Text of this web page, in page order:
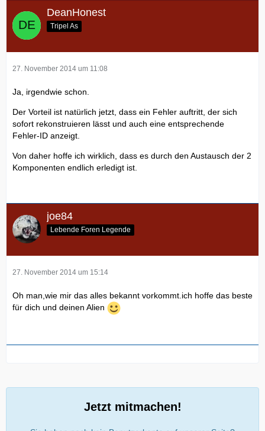
DeanHonest
Tripel As
27. November 2014 um 11:08
Ja, irgendwie schon.
Der Vorteil ist natürlich jetzt, dass ein Fehler auftritt, der sich
sofort rekonstruieren lässt und auch eine entsprechende
Fehler-ID anzeigt.
Von daher hoffe ich wirklich, dass es durch den Austausch der 2
Komponenten endlich erledigt ist.
joe84
Lebende Foren Legende
27. November 2014 um 15:14
Oh man,wie mir das alles bekannt vorkommt.ich hoffe das beste
für dich und deinen Alien
Jetzt mitmachen!